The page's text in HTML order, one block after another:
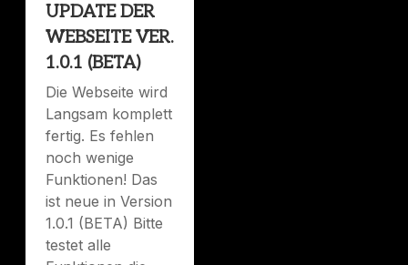
UPDATE DER
WEBSEITE VER.
1.0.1 (BETA)
Die Webseite wird
Langsam komplett
fertig. Es fehlen
noch wenige
Funktionen! Das
ist neue in Version
1.0.1 (BETA) Bitte
testet alle